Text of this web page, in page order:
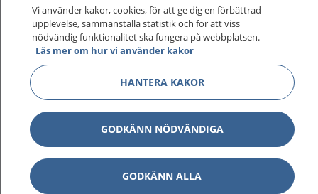
1177 på flera språk Visa
Om 1177 Visa
Kontakt Visa
Vi använder kakor, cookies, för att ge dig en förbättrad
upplevelse, sammanställa statistik och för att viss
nödvändig funktionalitet ska fungera på webbplatsen.
Läs mer om hur vi använder kakor
HANTERA KAKOR
GODKÄNN NÖDVÄNDIGA
GODKÄNN ALLA